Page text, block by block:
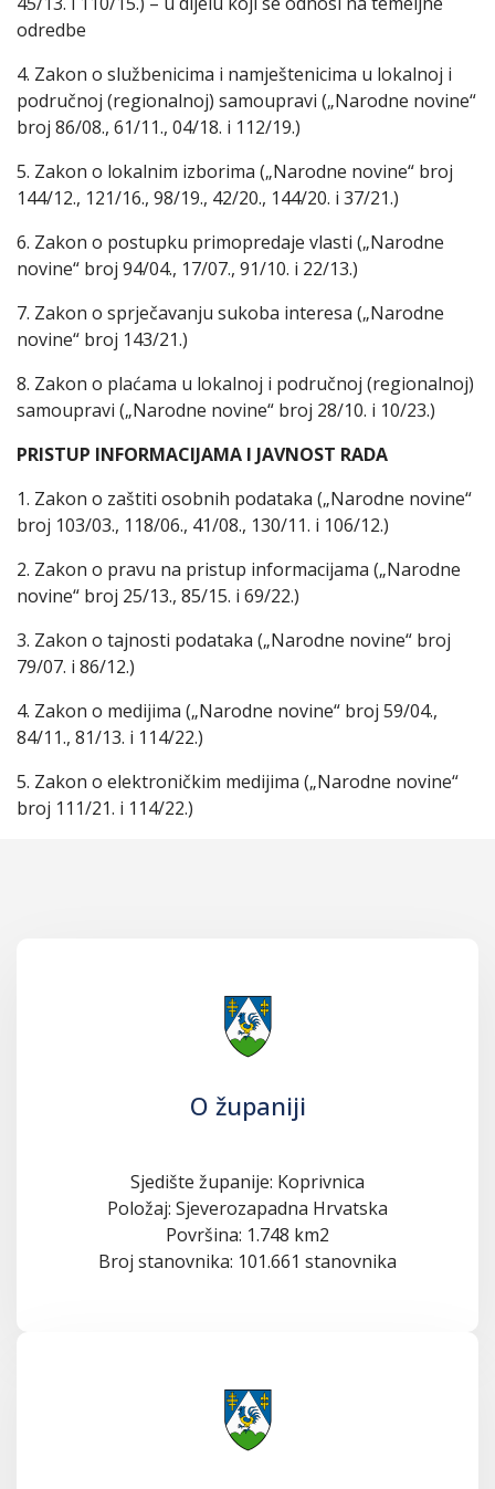
odredbe
4. Zakon o službenicima i namještenicima u lokalnoj i
područnoj (regionalnoj) samoupravi („Narodne novine“
broj 86/08., 61/11., 04/18. i 112/19.)
5. Zakon o lokalnim izborima („Narodne novine“ broj
144/12., 121/16., 98/19., 42/20., 144/20. i 37/21.)
6. Zakon o postupku primopredaje vlasti („Narodne
novine“ broj 94/04., 17/07., 91/10. i 22/13.)
7. Zakon o sprječavanju sukoba interesa („Narodne
novine“ broj 143/21.)
8. Zakon o plaćama u lokalnoj i područnoj (regionalnoj)
samoupravi („Narodne novine“ broj 28/10. i 10/23.)
PRISTUP INFORMACIJAMA I JAVNOST RADA
1. Zakon o zaštiti osobnih podataka („Narodne novine“
broj 103/03., 118/06., 41/08., 130/11. i 106/12.)
2. Zakon o pravu na pristup informacijama („Narodne
novine“ broj 25/13., 85/15. i 69/22.)
3. Zakon o tajnosti podataka („Narodne novine“ broj
79/07. i 86/12.)
4. Zakon o medijima („Narodne novine“ broj 59/04.,
84/11., 81/13. i 114/22.)
5. Zakon o elektroničkim medijima („Narodne novine“
broj 111/21. i 114/22.)
O županiji
Sjedište županije: Koprivnica
Položaj: Sjeverozapadna Hrvatska
Površina: 1.748 km2
Broj stanovnika: 101.661 stanovnika